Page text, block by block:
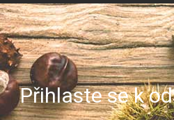
Přihlaste se k